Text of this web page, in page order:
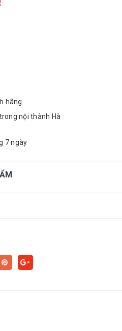
hãng
nội thành Hà
7 ngày